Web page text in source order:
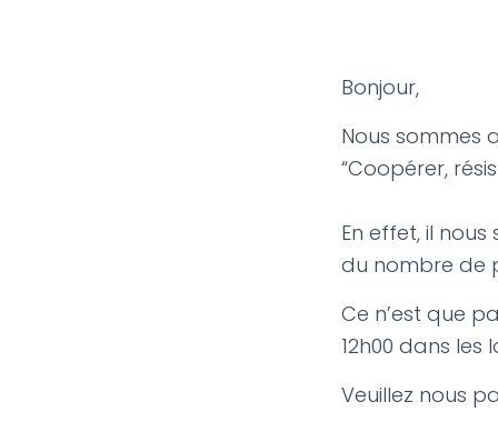
Bonjour,
Nous sommes
“Coopérer,
En effet, il
du nombre de
Ce n’est que
12h00 dans les
Veuillez nous